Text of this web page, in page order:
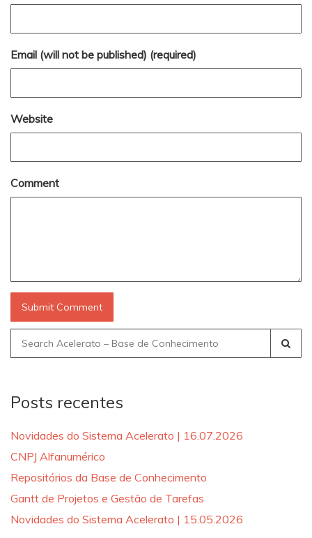
Email (will not be published) (required)
Website
Comment
Search
for:
Posts recentes
Novidades do Sistema Acelerato | 16.07.2026
CNPJ Alfanumérico
Repositórios da Base de Conhecimento
Gantt de Projetos e Gestão de Tarefas
Novidades do Sistema Acelerato | 15.05.2026